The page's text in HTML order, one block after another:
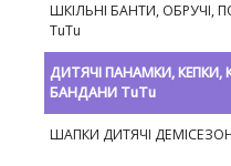
ШКІЛЬНІ БАНТИ, ОБРУЧІ,
TuTu
ДИТЯЧІ ПАНАМКИ, КЕПКИ,
БАНДАНИ TuTu
ШАПКИ ДИТЯЧІ